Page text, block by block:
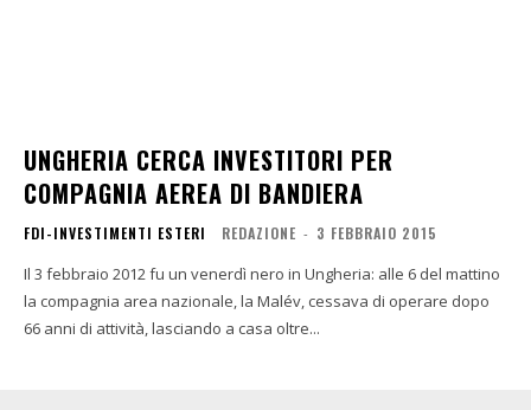
UNGHERIA CERCA INVESTITORI PER
COMPAGNIA AEREA DI BANDIERA
FDI-INVESTIMENTI ESTERI REDAZIONE - 3 FEBBRAIO 2015
Il 3 febbraio 2012 fu un venerdì nero in Ungheria: alle 6 del mattino
la compagnia area nazionale, la Malév, cessava di operare dopo
66 anni di attività, lasciando a casa oltre...